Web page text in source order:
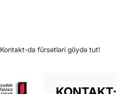
Kontakt-da fürsətləri göydə tut!